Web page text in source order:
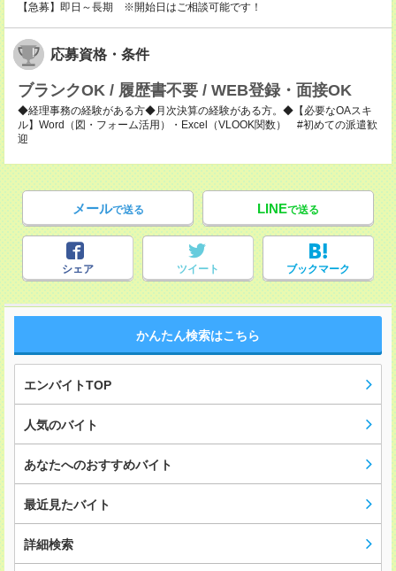
【急募】即日～長期 ※開始日はご相談可能です！
応募資格・条件
ブランクOK / 履歴書不要 / WEB登録・面接OK
◆経理事務の経験がある方◆月次決算の経験がある方。◆【必要なOAスキ
ル】Word（図・フォーム活用）・Excel（VLOOK関数） #初めての派遣歓
迎
メールで送る LINEで送る
シェア ツイート ブックマーク
かんたん検索はこちら
エンバイトTOP
人気のバイト
あなたへのおすすめバイト
最近見たバイト
詳細検索